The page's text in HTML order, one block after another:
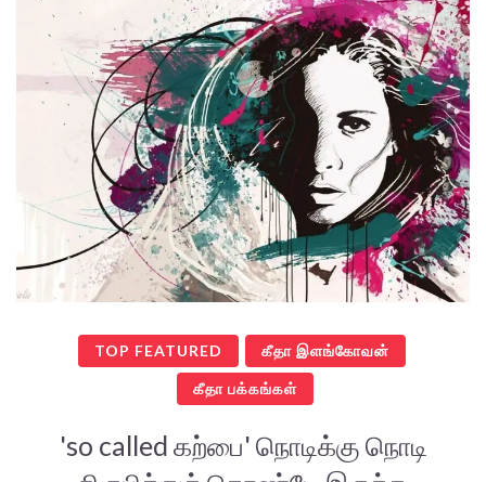
TOP FEATURED கீதா இளங்கோவன்
கீதா பக்கங்கள்
'so called கற்பை' நொடிக்கு நொடி